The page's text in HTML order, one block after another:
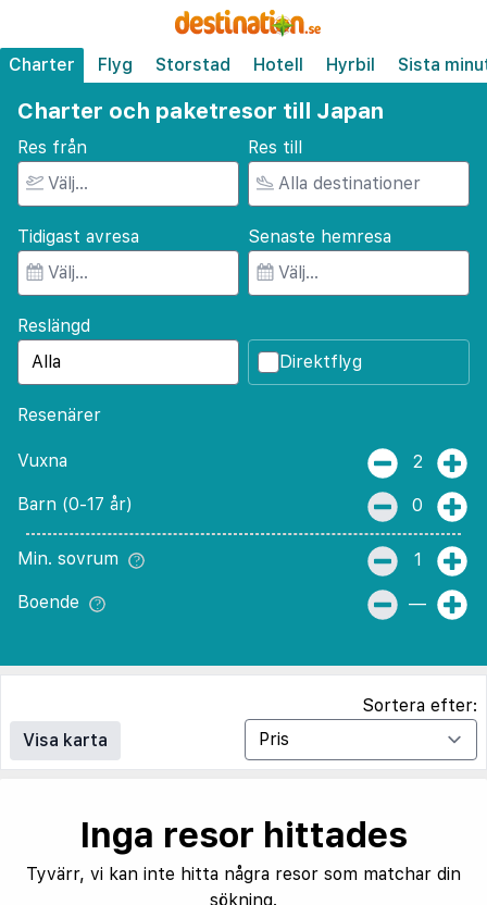
Charter Flyg Storstad Hotell Hyrbil Sista
Charter och paketresor till Japan
Res från Res till
Tidigast avresa Senaste hemresa
Reslängd
Direktflyg
Resenärer
Vuxna 2
Barn (0-17 år) 0
Min. sovrum 1
Boende —
Visa karta
Sortera efter:
Inga resor hittades
Tyvärr, vi kan inte hitta några resor som matchar din
sökning.